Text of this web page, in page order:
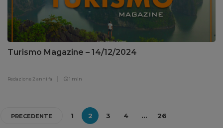
Turismo Magazine – 14/12/2024
Redazione 2 anni fa 1 min
PRECEDENTE 1 2 3 4 … 26